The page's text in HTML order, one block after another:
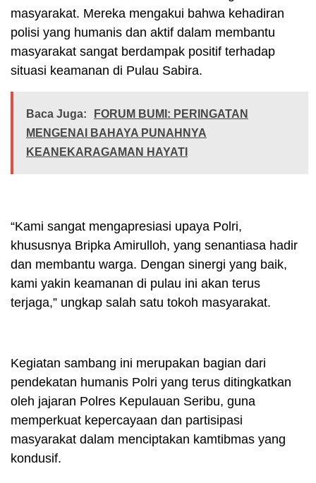
masyarakat. Mereka mengakui bahwa kehadiran
polisi yang humanis dan aktif dalam membantu
masyarakat sangat berdampak positif terhadap
situasi keamanan di Pulau Sabira.
Baca Juga:
FORUM BUMI: PERINGATAN
MENGENAI BAHAYA PUNAHNYA
KEANEKARAGAMAN HAYATI
“Kami sangat mengapresiasi upaya Polri,
khususnya Bripka Amirulloh, yang senantiasa hadir
dan membantu warga. Dengan sinergi yang baik,
kami yakin keamanan di pulau ini akan terus
terjaga,” ungkap salah satu tokoh masyarakat.
Kegiatan sambang ini merupakan bagian dari
pendekatan humanis Polri yang terus ditingkatkan
oleh jajaran Polres Kepulauan Seribu, guna
memperkuat kepercayaan dan partisipasi
masyarakat dalam menciptakan kamtibmas yang
kondusif.